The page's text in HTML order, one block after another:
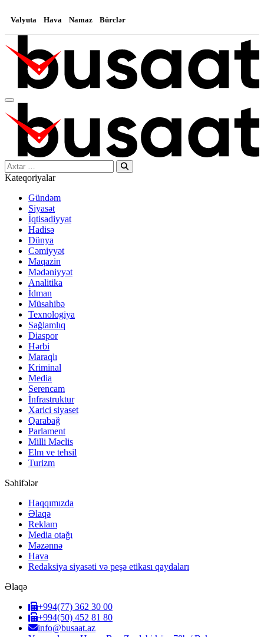
Valyuta Hava Namaz Bürclər
Search…
Kateqoriyalar
Gündəm
Siyasət
İqtisadiyyat
Hadisə
Dünya
Cəmiyyət
Maqazin
Mədəniyyət
Analitika
İdman
Müsahibə
Texnologiya
Sağlamlıq
Diaspor
Hərbi
Maraqlı
Kriminal
Media
Serencam
İnfrastruktur
Xarici siyaset
Qarabağ
Parlament
Milli Məclis
Elm ve tehsil
Turizm
Səhifələr
Haqqımızda
Əlaqə
Reklam
Media otağı
Məzənnə
Hava
Redaksiya siyasəti və peşə etikası qaydaları
Əlaqə
+994(77) 362 30 00
+994(50) 452 81 80
info@busaat.az